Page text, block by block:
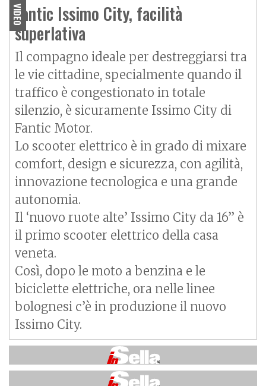
VIDEO
Fantic Issimo City, facilità
superlativa
Il compagno ideale per destreggiarsi tra
le vie cittadine, specialmente quando il
traffico è congestionato in totale
silenzio, è sicuramente Issimo City di
Fantic Motor.
Lo scooter elettrico è in grado di mixare
comfort, design e sicurezza, con agilità,
innovazione tecnologica e una grande
autonomia.
Il ‘nuovo ruote alte’ Issimo City da 16” è
il primo scooter elettrico della casa
veneta.
Così, dopo le moto a benzina e le
biciclette elettriche, ora nelle linee
bolognesi c’è in produzione il nuovo
Issimo City.